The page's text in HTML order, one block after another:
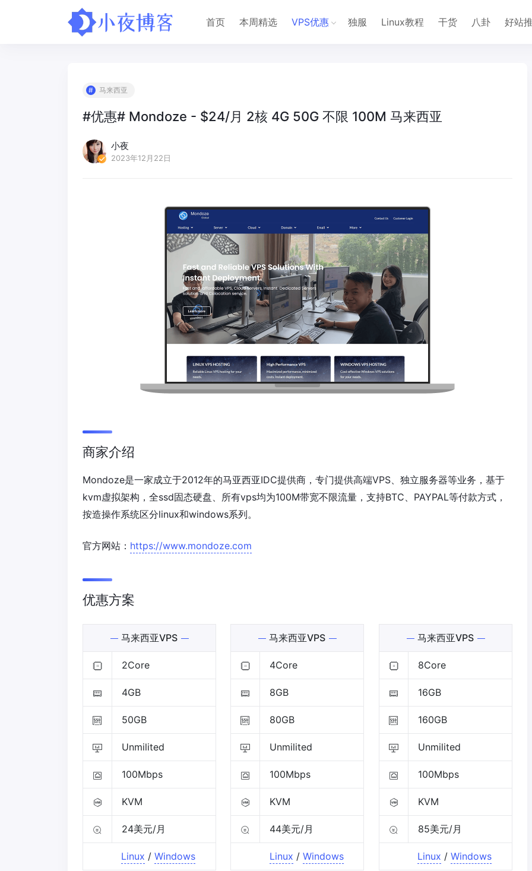
首页 本周精选 VPS优惠 独服 Linux教程 干货 八卦 好站
马来西亚
#优惠# Mondoze - $24/月 2核 4G 50G 不限 100M 马来西亚
小夜
2023年12月22日
商家介绍
Mondoze是一家成立于2012年的马亚西亚IDC提供商，专门提供高端VPS、独立服务器等业务，基于
kvm虚拟架构，全ssd固态硬盘、所有vps均为100M带宽不限流量，支持BTC、PAYPAL等付款方式，
按造操作系统区分linux和windows系列。
官方网站： https://www.mondoze.com
优惠方案
马来西亚VPS
2Core
4GB
50GB
Unmilited
100Mbps
KVM
24美元/月
Linux /Windows
马来西亚VPS
4Core
8GB
80GB
Unmilited
100Mbps
KVM
44美元/月
Linux / Windows
马来西亚VPS
8Core
16GB
160GB
Unmilited
100Mbps
KVM
85美元/月
Linux /Windows